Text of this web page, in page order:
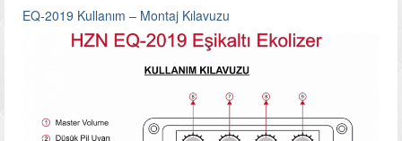
EQ-2019 Kullanım – Montaj Kılavuzu